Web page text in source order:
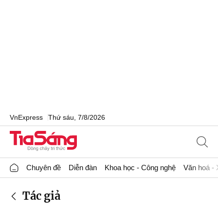
VnExpress Thứ sáu, 7/8/2026
Chuyên đề Diễn đàn Khoa học - Công nghệ Văn hoá -
Tác giả